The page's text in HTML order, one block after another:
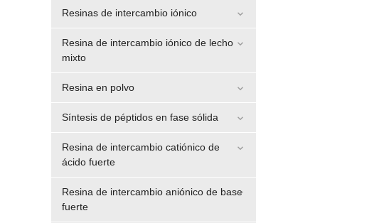
Resinas de intercambio iónico
Resina de intercambio iónico de lecho
mixto
Resina en polvo
Síntesis de péptidos en fase sólida
Resina de intercambio catiónico de
ácido fuerte
Resina de intercambio aniónico de base
fuerte